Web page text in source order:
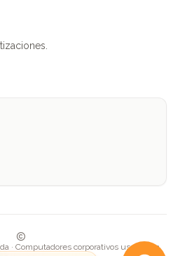
· Computadores corporativos usados en